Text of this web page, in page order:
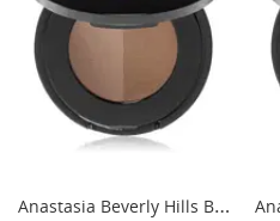
A
nastasia Beverly Hills Brow Powder Duo pudră pentru sprâncene culoare Soft Brown 2x0,8 g